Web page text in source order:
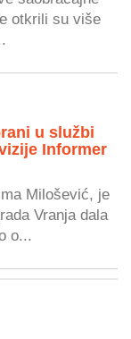
otkrili su više
u službi
Informer
Milošević, je
Vranja dala
o...